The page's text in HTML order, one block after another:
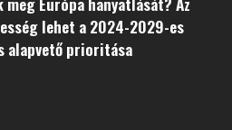
lehet a 2024-2029-es
alapvető prioritása